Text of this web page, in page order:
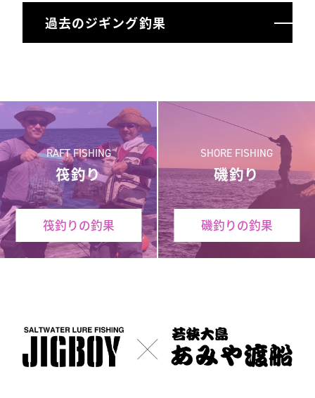
過去のジギング釣果
RAFT FISHING
筏釣り
筏釣りの釣果
SHORE FISHING
磯釣り
磯釣りの釣果